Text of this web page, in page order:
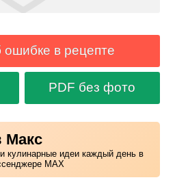
в рецепте
PDF без фото
Макс
кулинарные идеи каждый день в
MAX